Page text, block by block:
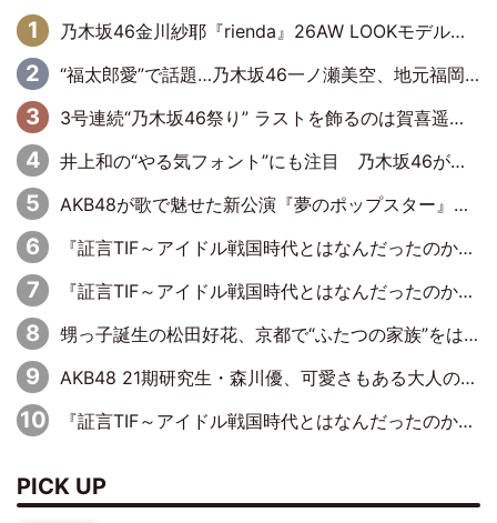
乃木坂46金川紗耶『rienda』26AW LOOKモデルに就任
“福太郎愛”で話題…乃木坂46一ノ瀬美空、地元福岡『めんべい25周年トップサポーター』に就任
3号連続“乃木坂46祭り” ラストを飾るのは賀喜遥香…5年ぶりの登場に「5年分大人になった私を見ていただけたら」
井上和の“やる気フォント”にも注目 乃木坂46が挑んだ書道パフォーマンスの舞台裏
AKB48が歌で魅せた新公演『夢のポップスター』 初日から全身全霊のステージ
『証言TIF～アイドル戦国時代とはなんだったのか～』第6回：でんぱ組.inc・古川未鈴×相沢梨紗「『ハロプロやりたかったな』って言ったら、夢眠ねむさんに『てめえはでんぱ組．incなんだよ！』って肩パンされて(笑)」
『証言TIF～アイドル戦国時代とはなんだったのか～』第11回：私立恵比寿中学・真山りか×安本彩花「TIFで10年ぶりのキョンシーメイクをしたら、場を完全に引かせてしまって。時代が変わったんだなって」
甥っ子誕生の松田好花、京都で“ふたつの家族”をはしご！ “母”黒谷友香に見送られ、“父”松岡昌宏とはハシゴ酒
AKB48 21期研究生・森川優、可愛さもある大人の女性に
『証言TIF～アイドル戦国時代とはなんだったのか～』第10回：さくら学院・武藤彩未×飯田らうら「正直、中3で辞めるというのを信じてなくて。そう言われてはいたけど、嘘でしょって」
PICK UP